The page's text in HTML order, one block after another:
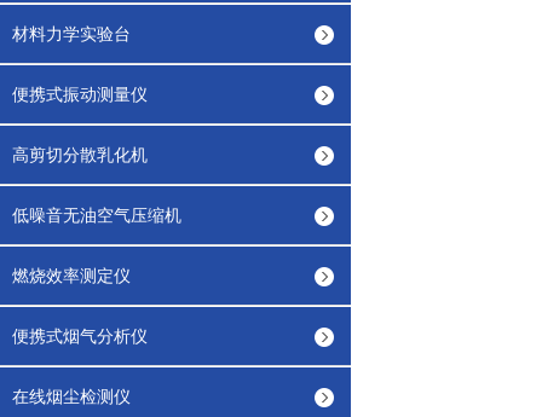
材料力学实验台
便携式振动测量仪
高剪切分散乳化机
低噪音无油空气压缩机
燃烧效率测定仪
便携式烟气分析仪
在线烟尘检测仪